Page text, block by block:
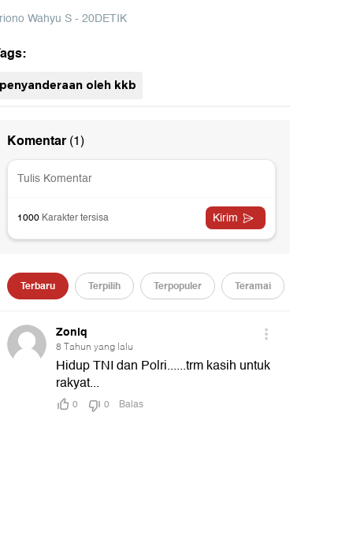
Wahyu S - 20DETIK
penyanderaan oleh kkb